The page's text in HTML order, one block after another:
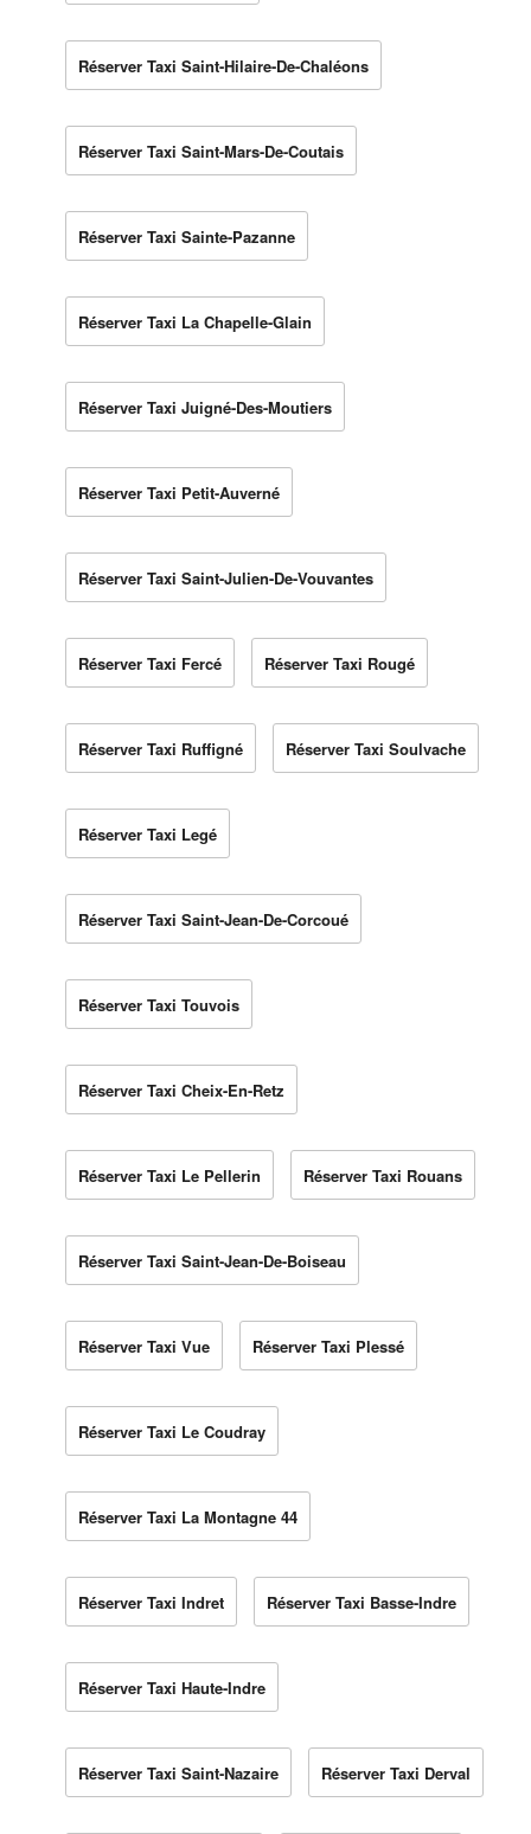
Réserver Taxi Saint-Hilaire-De-Chaléons
Réserver Taxi Saint-Mars-De-Coutais
Réserver Taxi Sainte-Pazanne
Réserver Taxi La Chapelle-Glain
Réserver Taxi Juigné-Des-Moutiers
Réserver Taxi Petit-Auverné
Réserver Taxi Saint-Julien-De-Vouvantes
Réserver Taxi Fercé Réserver Taxi Rougé
Réserver Taxi Ruffigné Réserver Taxi Soulvache
Réserver Taxi Legé
Réserver Taxi Saint-Jean-De-Corcoué
Réserver Taxi Touvois
Réserver Taxi Cheix-En-Retz
Réserver Taxi Le Pellerin Réserver Taxi Rouans
Réserver Taxi Saint-Jean-De-Boiseau
Réserver Taxi Vue Réserver Taxi Plessé
Réserver Taxi Le Coudray
Réserver Taxi La Montagne 44
Réserver Taxi Indret Réserver Taxi Basse-Indre
Réserver Taxi Haute-Indre
Réserver Taxi Saint-Nazaire Réserver Taxi Derval